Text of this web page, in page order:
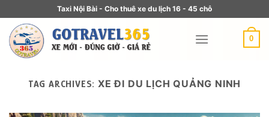
Taxi Nội Bài - Cho thuê xe du lịch 16 - 45 chỗ
0
TAG ARCHIVES: XE ĐI DU LỊCH QUẢNG NINH